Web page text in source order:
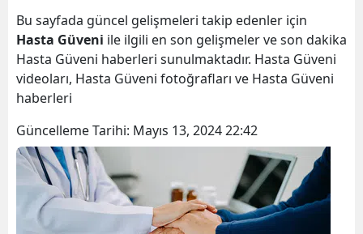
Bu sayfada güncel gelişmeleri takip edenler için
Hasta Güveni ile ilgili en son gelişmeler ve son dakika
Hasta Güveni haberleri sunulmaktadır. Hasta Güveni
videoları, Hasta Güveni fotoğrafları ve Hasta Güveni
haberleri
Güncelleme Tarihi: Mayıs 13, 2024 22:42